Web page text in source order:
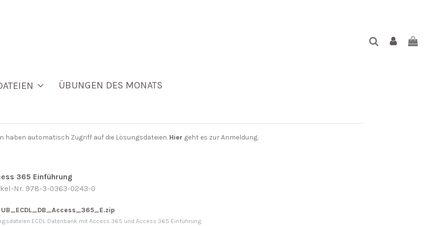
ÜBUNGEN DES MONATS
haben automatisch Zugriff auf die Lösungsdateien. Hier geht es zur Anmeldung.
365 Einführung
Nr. 978-3-0363-0243-0
UB_ECDL_DB_Access_365_E.zip
ECDL Datenbank mit Access 365 und Access 365 Einführung